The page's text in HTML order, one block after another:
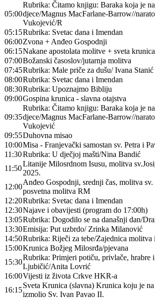
05:00
Rubrika: Čitamo knjigu: Baraka koja je
djece/Magnus MacFarlane-Barrow//
Vukojević/R
05:15Rubrika: Svetac dana i Imendan
06:00Zvona + Anđeo Gospodnji
06:15Nakane apostolata molitve + sveta krunica
07:00Božanski časoslov/jutarnja molitva
07:45Rubrika: Male priče za dušu/ Ivana
08:00Rubrika: Svetac dana i Imendan
08:30Rubrika: Upoznajmo Bibliju
09:00Gospina krunica - slavna otajstva
09:35
Rubrika: Čitamo knjigu: Baraka koja je
djece/Magnus MacFarlane-Barrow//
Vukojević
09:55Duhovna misao
10:00Misa - Franjevački samostan sv. Petra i
11:30Rubrika: U dječjoj mašti/Nina Bandić
11:50
Litanije Milosrdnom Isusu, molitva
2025.
12:00
Anđeo Gospodnji, srednji čas, molitva
posvetna molitva RM
12:20Rubrika: Svetac dana i Imendan
12:30Najave i obavijesti (program do 17:00h)
13:05Rubrika: Dogodilo se na današnji dan/
13:30Emisija: Put uzbrdo/ Zrinka Milanović
14:50Rubrika: Riječi za tebe/Zajednica molitva
15:00Krunica Božjeg Milosrđa/pjevana
15:30
Rubrika: Primjeri potiču, privlače, hrabre
Ljubičić/Anita Lovrić
16:00Vijesti iz života Crkve HKR-a
16:15
Sveta Krunica (slavna) Krunica koju je
izmolio Sv. Ivan Pavao II.